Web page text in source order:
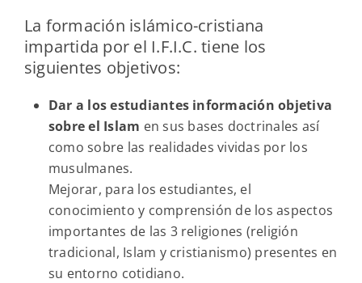
La formación islámico-cristiana
impartida por el I.F.I.C. tiene los
siguientes objetivos:
Dar a los estudiantes información objetiva
sobre el Islam en sus bases doctrinales así
como sobre las realidades vividas por los
musulmanes.
Mejorar, para los estudiantes, el
conocimiento y comprensión de los aspectos
importantes de las 3 religiones (religión
tradicional, Islam y cristianismo) presentes en
su entorno cotidiano.